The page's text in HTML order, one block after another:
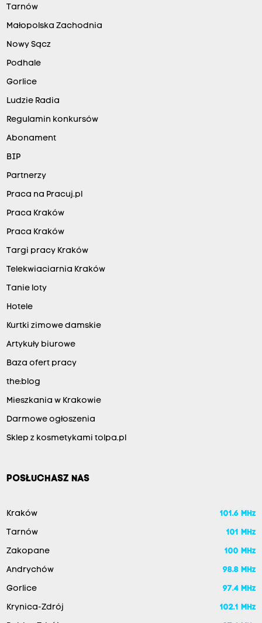
Tarnów
Małopolska Zachodnia
Nowy Sącz
Podhale
Gorlice
Ludzie Radia
Regulamin konkursów
Abonament
BIP
Partnerzy
Praca na Pracuj.pl
Praca Kraków
Praca Kraków
Targi pracy Kraków
Telekwiaciarnia Kraków
Tanie loty
Hotele
Kurtki zimowe damskie
Artykuły biurowe
Baza ofert pracy
the:blog
Mieszkania w Krakowie
Darmowe ogłoszenia
Sklep z kosmetykami tolpa.pl
POSŁUCHASZ NAS
Kraków 101.6 MHz
Tarnów 101 MHz
Zakopane 100 MHz
Andrychów 98.8 MHz
Gorlice 97.4 MHz
Krynica-Zdrój 102.1 MHz